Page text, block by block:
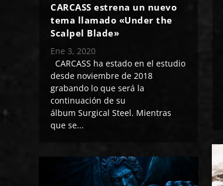
CARCASS estrena un nuevo
tema llamado «Under the
Scalpel Blade»
Ene 3, 2020
CARCASS ha estado en el estudio
desde noviembre de 2018
grabando lo que será la
continuación de su
álbum Surgical Steel. Mientras
que se...